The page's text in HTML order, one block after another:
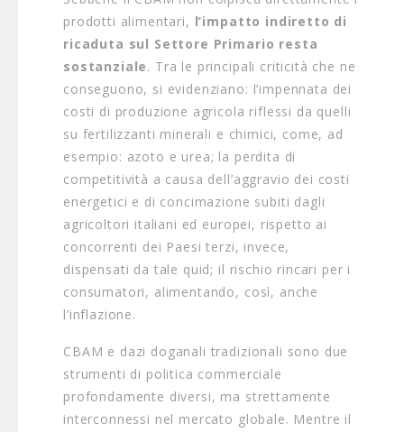
prodotti alimentari, l’impatto indiretto di
ricaduta sul Settore Primario resta
sostanziale. Tra le principali criticità che ne
conseguono, si evidenziano: l’impennata dei
costi di produzione agricola riflessi da quelli
su fertilizzanti minerali e chimici, come, ad
esempio: azoto e urea; la perdita di
competitività a causa dell’aggravio dei costi
energetici e di concimazione subiti dagli
agricoltori italiani ed europei, rispetto ai
concorrenti dei Paesi terzi, invece,
dispensati da tale quid; il rischio rincari per i
consumatori, alimentando, così, anche
l’inflazione.
CBAM e dazi doganali tradizionali sono due
strumenti di politica commerciale
profondamente diversi, ma strettamente
interconnessi nel mercato globale. Mentre il